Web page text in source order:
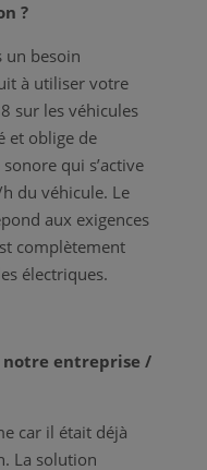
?
un besoin
à utiliser votre
sur les véhicules
et oblige de
sonore qui s’active
du véhicule. Le
aux exigences
complètement
électriques.
notre entreprise /
car il était déjà
La solution